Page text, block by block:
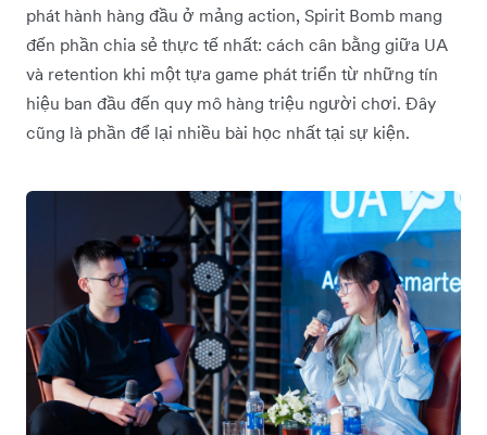
phát hành hàng đầu ở mảng action, Spirit Bomb mang
đến phần chia sẻ thực tế nhất: cách cân bằng giữa UA
và retention khi một tựa game phát triển từ những tín
hiệu ban đầu đến quy mô hàng triệu người chơi. Đây
cũng là phần để lại nhiều bài học nhất tại sự kiện.